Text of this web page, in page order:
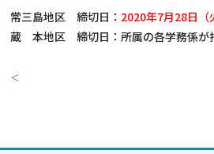
常三島地区 締切日： 2020年7月28日（
蔵 本地区 締切日：所属の各学務係が
＜